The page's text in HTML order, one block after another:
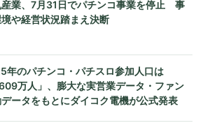
産業、7月31日でパチンコ事業を停止 事
や経営状況踏まえ決断
年のパチンコ・パチスロ参加人口は
万人」、膨大な実営業データ・ファン
ータをもとにダイコク電機が公式発表